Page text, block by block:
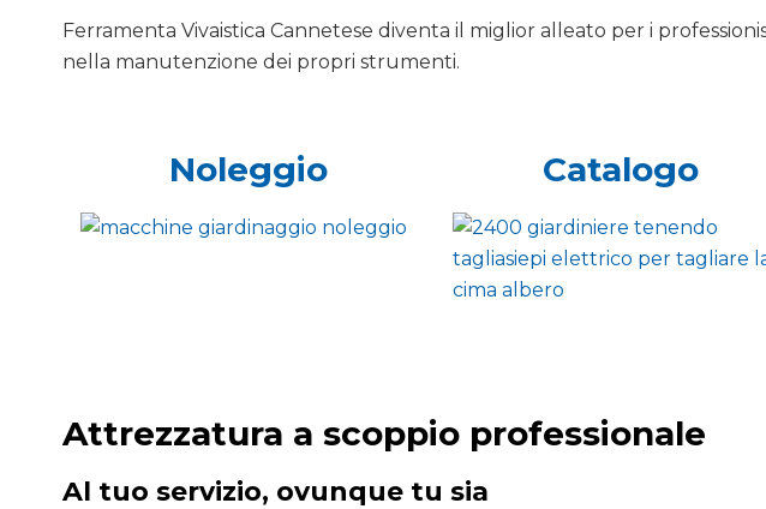
Ferramenta Vivaistica Cannetese diventa il miglior alleato per i
nella manutenzione dei propri strumenti.
Noleggio Catalogo
Attrezzatura a scoppio professionale
Al tuo servizio, ovunque tu sia